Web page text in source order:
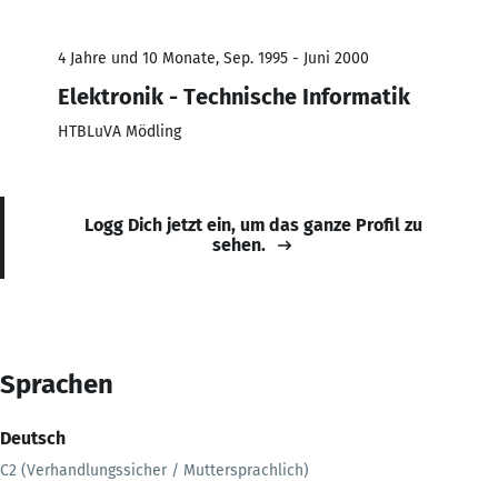
4 Jahre und 10 Monate, Sep. 1995 - Juni 2000
Elektronik - Technische Informatik
HTBLuVA Mödling
Logg Dich jetzt ein, um das ganze Profil zu
sehen.
Sprachen
Deutsch
C2 (Verhandlungssicher / Muttersprachlich)